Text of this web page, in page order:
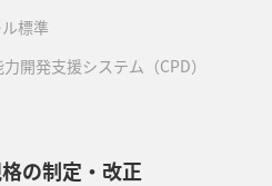
標準
開発支援システム（CPD）
の制定・改正